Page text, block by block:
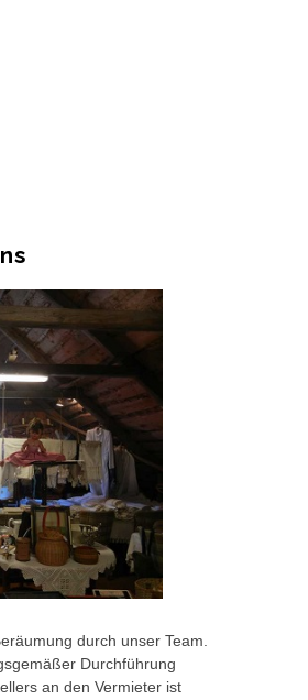
durch unser Team.
Durchführung
an den Vermieter ist